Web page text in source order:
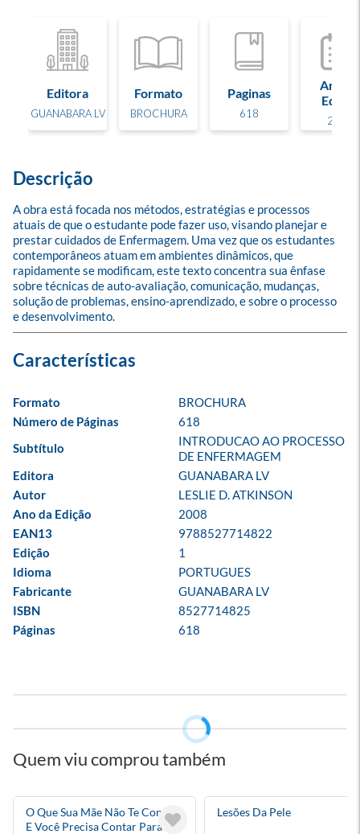
Editora
GUANABARA LV
Formato
BROCHURA
Paginas
618
Ano de
Edição
2008
Descrição
A obra está focada nos métodos, estratégias e processos
atuais de que o estudante pode fazer uso, visando planejar e
prestar cuidados de Enfermagem. Uma vez que os estudantes
contemporâneos atuam em ambientes dinâmicos, que
rapidamente se modificam, este texto concentra sua ênfase
sobre técnicas de auto-avaliação, comunicação, mudanças,
solução de problemas, ensino-aprendizado, e sobre o processo
e desenvolvimento.
Formato
BROCHURA
Número de Páginas
618
Subtítulo
INTRODUCAO AO PROCESSO
DE ENFERMAGEM
Editora
GUANABARA LV
Autor
LESLIE D. ATKINSON
Ano da Edição
2008
EAN13
9788527714822
Edição
1
Idioma
PORTUGUES
Fabricante
GUANABARA LV
ISBN
8527714825
Páginas
618
Quem viu comprou também
O Que Sua Mãe Não Te Contou
E Você Precisa Contar Para Sua
Lesões Da Pele